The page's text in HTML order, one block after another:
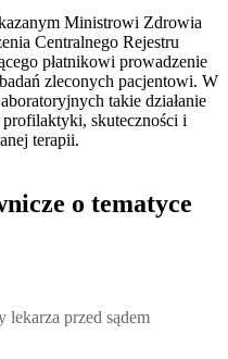
Ministrowi Zdrowia
Centralnego Rejestru
płatnikowi prowadzenie
zleconych pacjentowi. W
takie działanie
skuteczności i
terapii.
o tematyce
przed sądem lekarskim,
lekarza przed sądem